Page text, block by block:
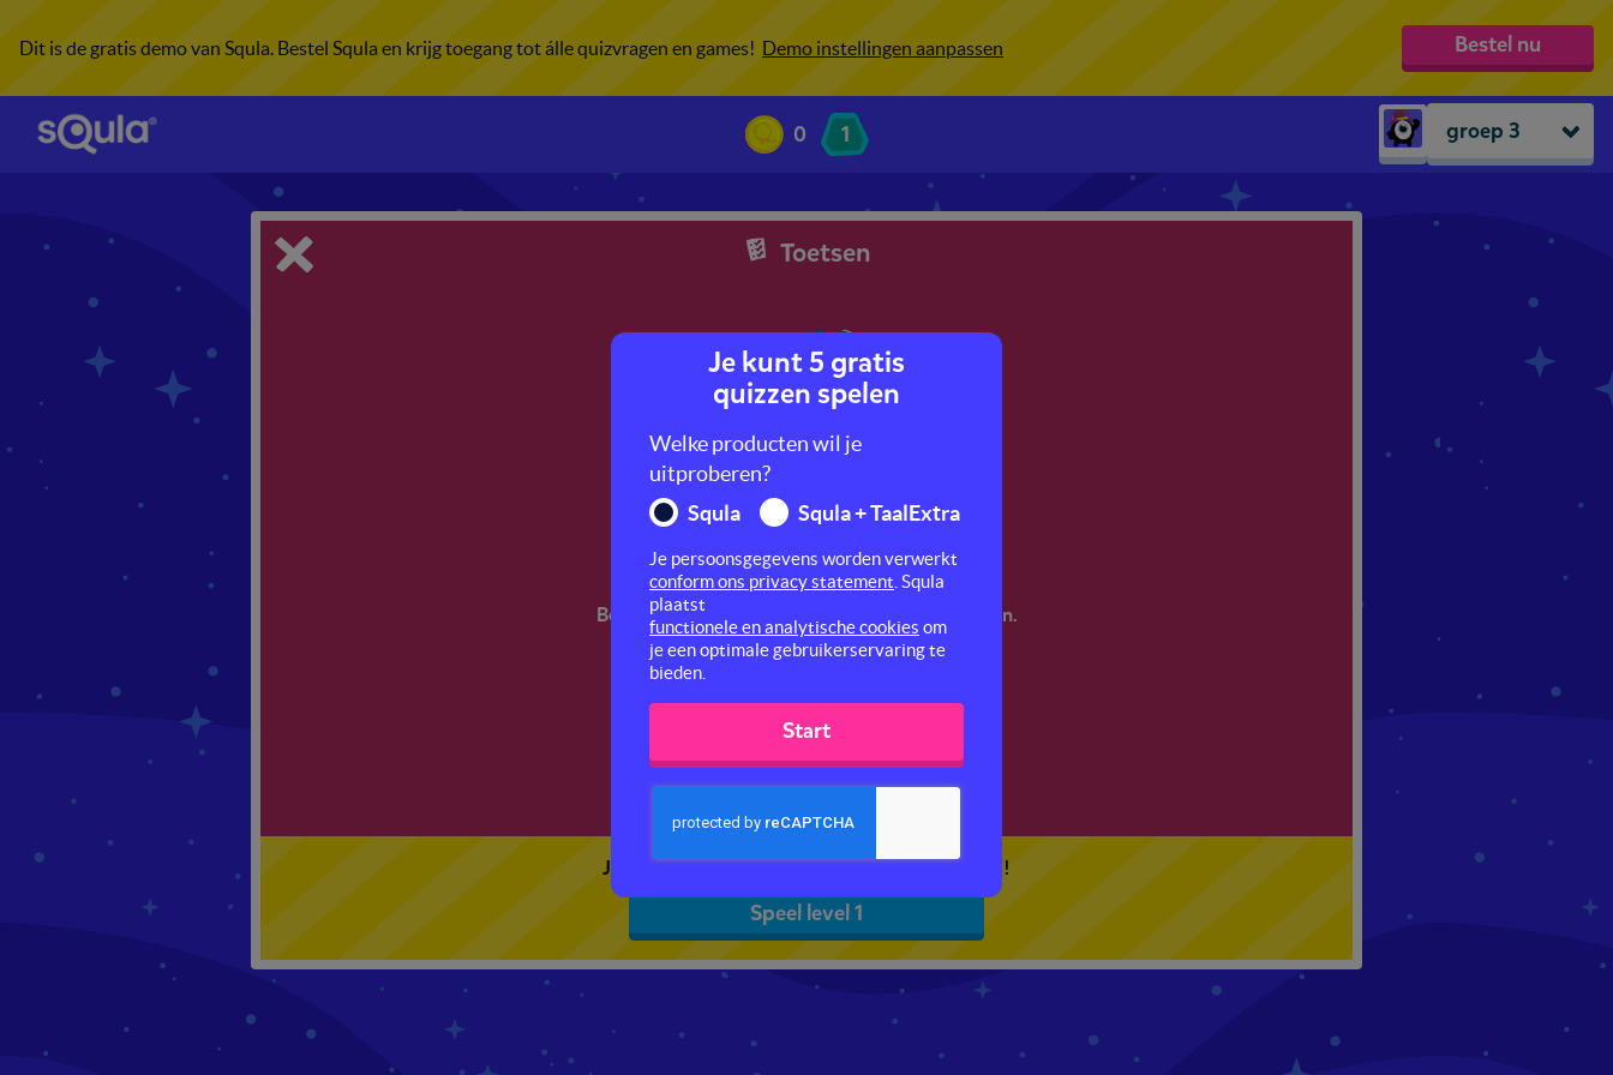
Dit is de gratis demo van Squla. Bestel Squla en krijg toegang tot álle quizvragen en games! Demo instellingen aanpassen Bestel nu
0 1 groep 3
groep 1
groep 4
groep 5
Toetsen
Bereid je voor op de LVS-toetsen technisch lezen.
Oefen met het hardop lezen van woorden en
zinnen.
Je kunt 5 gratis quizzen spelen. Speel de eerste!
Speel level 1
Je kunt 5 gratis
quizzen spelen
Welke producten wil je
uitproberen?
Squla
Squla + TaalExtra
Je persoonsgegevens worden verwerkt
conform ons privacy statement . Squla
plaatst
functionele en analytische cookies om
je een optimale gebruikerservaring te
bieden.
Start